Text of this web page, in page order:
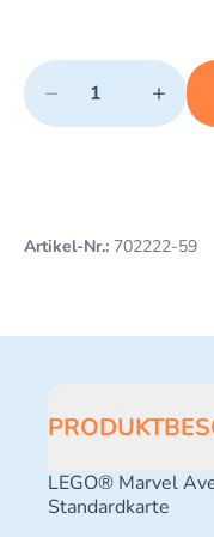
Quantity
− +
Minimum quantity: 1
Add 1 item to cart
Artikel-Nr.: 702222-59
LEGO® Marvel
Standardkarte